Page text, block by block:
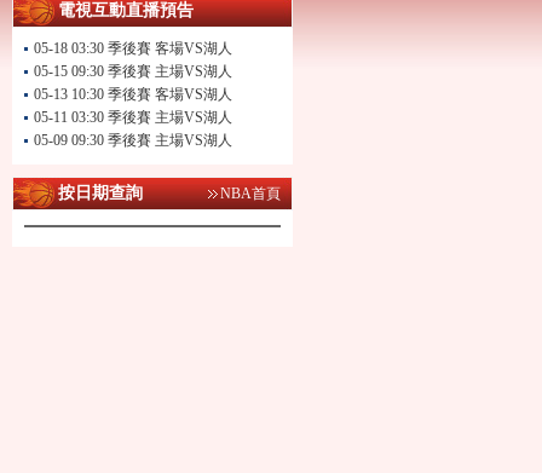
電視互動直播預告
05-18 03:30 季後賽 客場VS湖人
05-15 09:30 季後賽 主場VS湖人
05-13 10:30 季後賽 客場VS湖人
05-11 03:30 季後賽 主場VS湖人
05-09 09:30 季後賽 主場VS湖人
按日期查詢 NBA首頁